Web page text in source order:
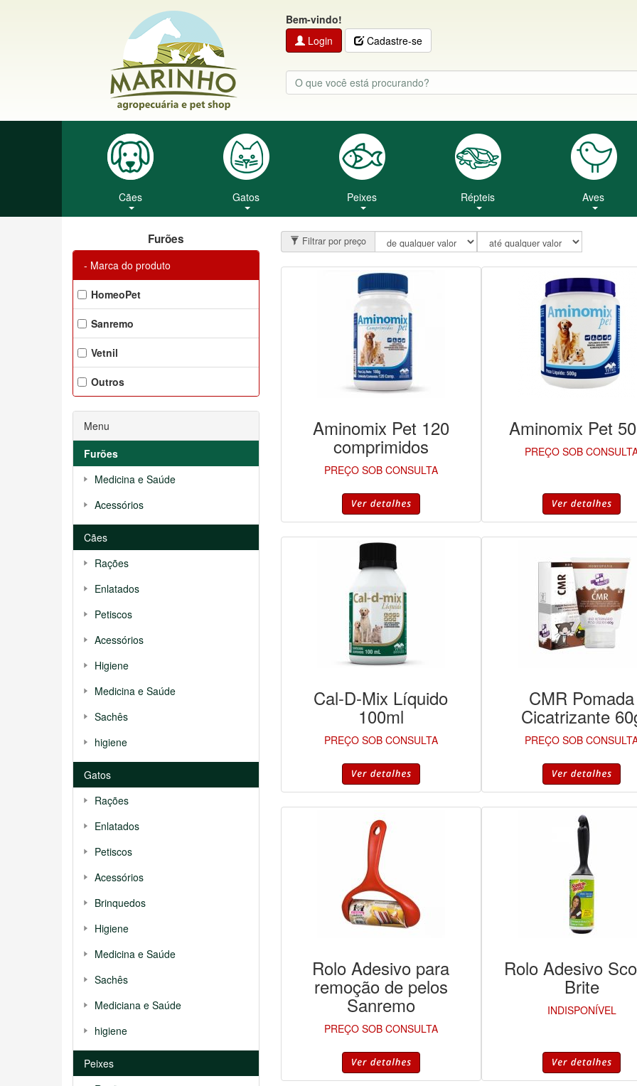
Bem-vindo!
Login
Cadastre-se
Cães Gatos Peixes Répteis Aves
Furões
Marca do produto
HomeoPet
Sanremo
Vetnil
Outros
Menu
Furões
Medicina e Saúde
Acessórios
Cães
Rações
Enlatados
Petiscos
Acessórios
Higiene
Medicina e Saúde
Sachês
higiene
Gatos
Rações
Enlatados
Petiscos
Acessórios
Brinquedos
Higiene
Medicina e Saúde
Sachês
Mediciana e Saúde
higiene
Peixes
Filtrar por preço
Aminomix Pet 120
comprimidos
PREÇO SOB CONSULTA
Aminomix Pet
PREÇO SOB
Cal-D-Mix Líquido
100ml
PREÇO SOB CONSULTA
CMR Pomada
Cicatrizante
PREÇO SOB
Rolo Adesivo para
remoção de pelos
Sanremo
PREÇO SOB CONSULTA
Rolo Adesivo
Brite
INDISPONÍVEL